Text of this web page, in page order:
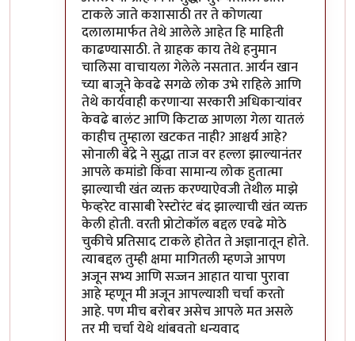
टाकले जाते कशासाठी तर ते कोणत्या
दलालामार्फत तेथे आलेले आहेत हि माहिती
काढण्यासाठी. ते ग्राहक काय तेथे हनुमान
चालिसा वाचायला गेलेले नसतात. आर्यन खान
च्या बाजूने केवढे सगळे लोक उभे राहिले आणि
तेथे कार्यवाही करणाऱ्या सरकारी अधिकाऱ्यांवर
केवढे बालंट आणि किटाळ आणला गेला यातलं
काहीच तुम्हाला खटकत नाही? आश्चर्य आहे?
सोनाली बेंद्रे ने सुद्धा ताज वर हल्ला झाल्यानंतर
आपले कमांडो किंवा सामान्य लोक हुतात्मा
झाल्याची खंत व्यक्त करण्याऐवजी तेथील माझे
फेव्हरेट वासाबी रेस्टोरंट बंद झाल्याची खंत व्यक्त
केली होती. वरती प्रोटोकॉल बद्दल एवढे मोठे
चुकीचे प्रतिसाद टाकले होतेत ते अज्ञानातून होते.
त्याबद्दल तुम्ही क्षमा मागितली म्हणजे आपण
अजून सभ्य आणि सज्जन आहात याचा पुरावा
आहे म्हणून मी अजून आपल्याशी चर्चा करतो
आहे. पण मीच बरोबर असेच आपले मत असले
तर मी चर्चा येथे थांबवतो धन्यवाद